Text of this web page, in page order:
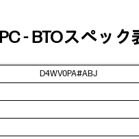
- BTOスペック
D4WV0PA#ABJ